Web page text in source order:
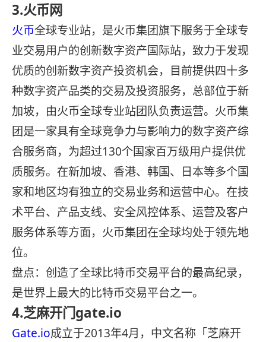
3.火币网
火币全球专业站，是火币集团旗下服务于全球专
业交易用户的创新数字资产国际站，致力于发现
优质的创新数字资产投资机会，目前提供四十多
种数字资产品类的交易及投资服务，总部位于新
加坡，由火币全球专业站团队负责运营。火币集
团是一家具有全球竞争力与影响力的数字资产综
合服务商，为超过130个国家百万级用户提供优
质服务。在新加坡、香港、韩国、日本等多个国
家和地区均有独立的交易业务和运营中心。在技
术平台、产品支线、安全风控体系、运营及客户
服务体系等方面，火币集团在全球均处于领先地
位。
盘点：创造了全球比特币交易平台的最高纪录，
是世界上最大的比特币交易平台之一。
4.芝麻开门gate.io
Gate.io成立于2013年4月，中文名称「芝麻开